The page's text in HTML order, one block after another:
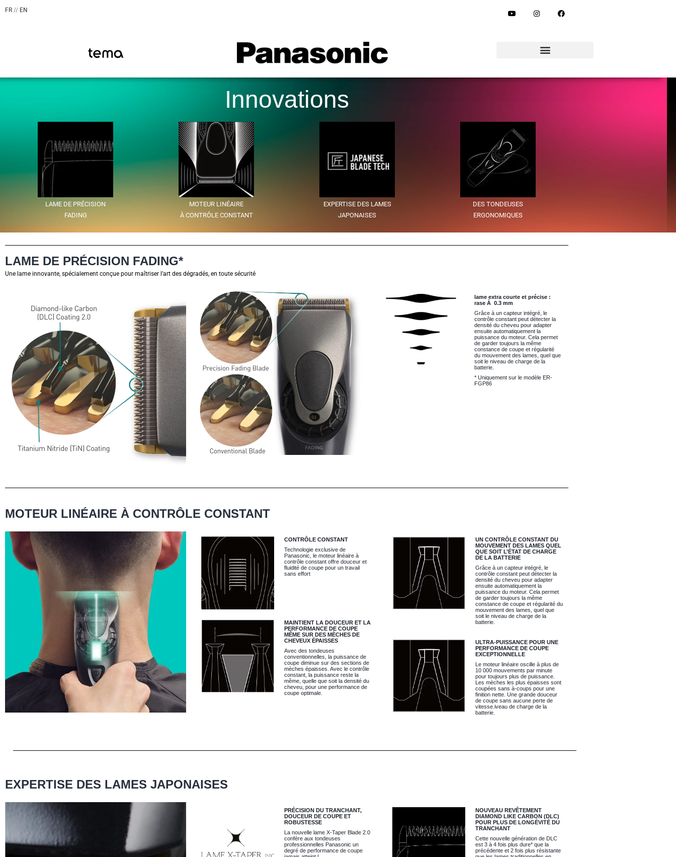
FR // EN
Innovations
LAME DE PRÉCISION
FADING
MOTEUR LINÉAIRE
À CONTRÔLE CONSTANT
EXPERTISE DES LAMES
JAPONAISES
DES TONDEUSES
ERGONOMIQUES
LAME DE PRÉCISION FADING*
Une lame innovante, spécialement conçue pour maîtriser l’art des dégradés, en toute sécurité
lame extra courte et précise :
rase À 0.3 mm
Grâce à un capteur intégré, le
contrôle constant peut détecter la
densité du cheveu pour adapter
ensuite automatiquement la
puissance du moteur. Cela permet
de garder toujours la même
constance de coupe et régularité
du mouvement des lames, quel que
soit le niveau de charge de la
batterie.
* Uniquement sur le modèle ER-
FGP86
MOTEUR LINÉAIRE À CONTRÔLE CONSTANT
CONTRÔLE CONSTANT
Technologie exclusive de
Panasonic, le moteur linéaire à
contrôle constant offre douceur et
fluidité de coupe pour un travail
sans effort
MAINTIENT LA DOUCEUR ET LA
PERFORMANCE DE COUPE
MÊME SUR DES MÈCHES DE
CHEVEUX ÉPAISSES
Avec des tondeuses
conventionnelles, la puissance de
coupe diminue sur des sections de
mèches épaisses. Avec le contrôle
constant, la puissance reste la
même, quelle que soit la densité du
cheveu, pour une performance de
coupe optimale.
UN CONTRÔLE CONSTANT DU
MOUVEMENT DES LAMES QUEL
QUE SOIT L’ÉTAT DE CHARGE
DE LA BATTERIE
Grâce à un capteur intégré, le
contrôle constant peut détecter la
densité du cheveu pour adapter
ensuite automatiquement la
puissance du moteur. Cela permet
de garder toujours la même
constance de coupe et régularité du
mouvement des lames, quel que
soit le niveau de charge de la
batterie.
ULTRA-PUISSANCE POUR UNE
PERFORMANCE DE COUPE
EXCEPTIONNELLE
Le moteur linéaire oscille à plus de
10 000 mouvements par minute
pour toujours plus de puissance.
Les mèches les plus épaisses sont
coupées sans à-coups pour une
finition nette. Une grande douceur
de coupe sans aucune perte de
vitesse. iveau de charge de la
batterie.
EXPERTISE DES LAMES JAPONAISES
PRÉCISION DU TRANCHANT,
DOUCEUR DE COUPE ET
ROBUSTESSE
La nouvelle lame X-Taper Blade 2.0
confère aux tondeuses
professionnelles Panasonic un
degré de performance de coupe
NOUVEAU REVÊTEMENT
DIAMOND LIKE CARBON (DLC)
POUR PLUS DE LONGÉVITÉ DU
TRANCHANT
Cette nouvelle génération de DLC
est 3 à 4 fois plus dure* que la
précédente et 2 fois plus résistante